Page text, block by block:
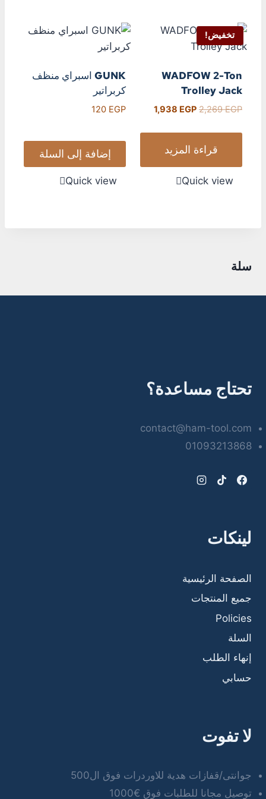
تخفيض!
WADFOW 2-Ton
Trolley Jack
2,269EGP
1,938 EGP
قراءة المزيد
Quick view
GUNK اسبراي منظف
كربراتير
120 EGP
إضافة إلى السلة
Quick view
سلة
تحتاج مساعدة؟
contact@ham-tool.com
01093213868
لينكات
الصفحة الرئيسية
جميع المنتجات
Policies
السلة
إنهاء الطلب
حسابي
لا تفوت
جوانتى/قفازات هدية للاوردرات فوق ال500
توصيل مجانا للطلبات فوق €1000